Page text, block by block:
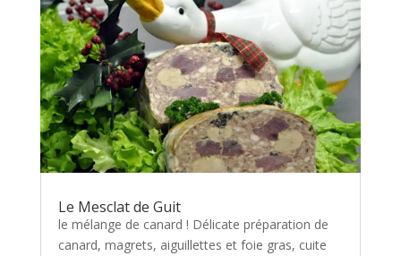
Le Mesclat de Guit
le mélange de canard ! Délicate préparation de
canard, magrets, aiguillettes et foie gras, cuite